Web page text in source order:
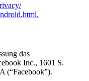
das
Inc., 1601 S.
(“Facebook”).